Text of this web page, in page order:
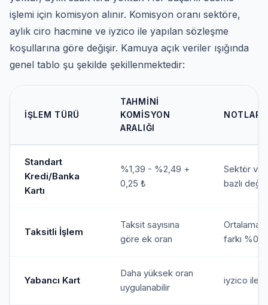
işlemi için komisyon alınır. Komisyon oranı sektöre,
aylık ciro hacmine ve iyzico ile yapılan sözleşme
koşullarına göre değişir. Kamuya açık veriler ışığında
genel tablo şu şekilde şekillenmektedir:
İŞLEM TÜRÜ
TAHMINI
KOMISYON
ARALIĞI
NOTLAR
Standart
Kredi/Banka
Kartı
%1,39 - %2,49 +
0,25 ₺
Sektör ve
bazlı
Taksitli İşlem
Taksit sayısına
göre ek oran
Ortalama
farkı
Yabancı Kart
Daha yüksek oran
uygulanabilir
iyzico ile